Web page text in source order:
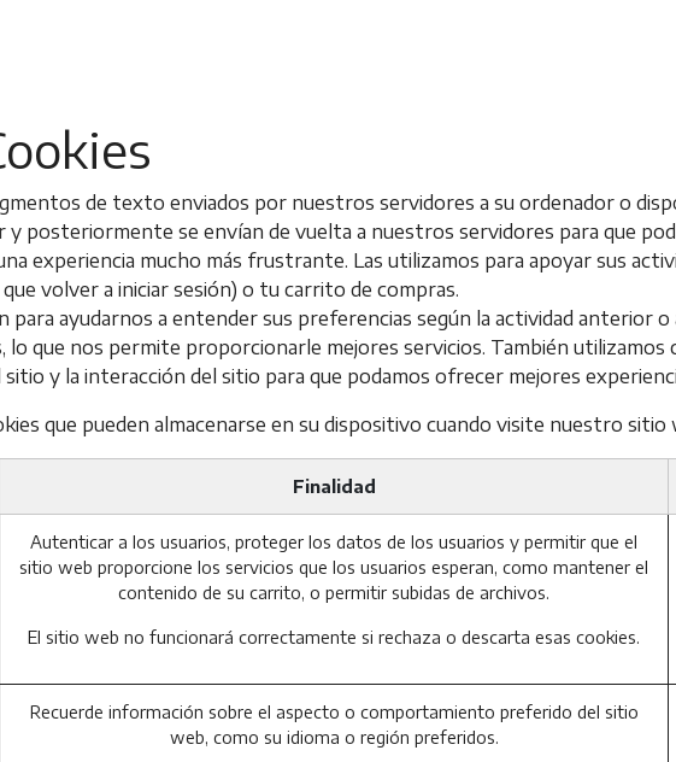
de texto enviados por nuestros servidores a su ordenador o
y posteriormente se envían de vuelta a nuestros servidores para que
experiencia mucho más frustrante. Las utilizamos para apoyar sus
volver a iniciar sesión) o tu carrito de compras.
para ayudarnos a entender sus preferencias según la actividad anterior
lo que nos permite proporcionarle mejores servicios. También
y la interacción del sitio para que podamos ofrecer mejores
que pueden almacenarse en su dispositivo cuando visite nuestro sitio
Finalidad
Autenticar a los usuarios, proteger los datos de los usuarios y permitir que el
sitio web proporcione los servicios que los usuarios esperan, como mantener el
contenido de su carrito, o permitir subidas de archivos.
El sitio web no funcionará correctamente si rechaza o descarta esas cookies.
Recuerde información sobre el aspecto o comportamiento preferido del sitio
web, como su idioma o región preferidos.